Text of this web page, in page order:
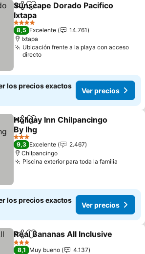
CompartirAgregar a favoritos
Sunscape Dorado Pacifico
Ixtapa
Ver precios
4 Estrellas
8,5 Excelente
14.761
Ixtapa
Ubicación frente a la playa con acceso
directo
los precios exactos
Ver precios
CompartirAgregar a favoritos
Holiday Inn Chilpancingo
By Ihg
Ver precios
3 Estrellas
9,3 Excelente
2.467
Chilpancingo
Piscina exterior para toda la familia
los precios exactos
Ver precios
CompartirAgregar a favoritos
Real Bananas All Inclusive
3 Estrellas
8,1 Muy bueno
4.137